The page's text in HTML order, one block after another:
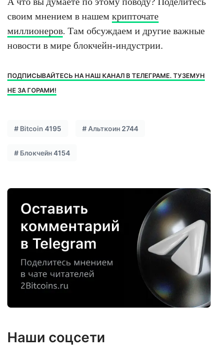
своим мнением в нашем крипточате
миллионеров. Там обсуждаем и другие важные
новости в мире блокчейн-индустрии.
ПОДПИСЫВАЙТЕСЬ НА НАШ КАНАЛ В ТЕЛЕГРАМЕ. ТУЗЕМУН
НЕ ЗА ГОРАМИ!
# Bitcoin 4195 #Альткоин 2744
# Блокчейн4154
Наши соцсети